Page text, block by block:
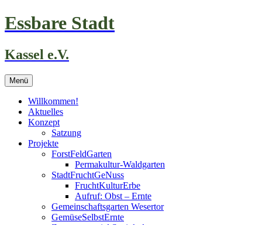
Zum
Inhalt
Essbare Stadt
Kassel e.V.
Menü
Willkommen!
Aktuelles
Konzept
Satzung
Projekte
ForstFeldGarten
Permakultur-Waldgarten
StadtFruchtGeNuss
FruchtKulturErbe
Aufruf: Obst – Ernte
Gemeinschaftsgarten Wesertor
GemüseSelbstErnte